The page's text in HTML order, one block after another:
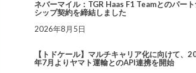
ネバーマイル：TGR Haas F1 Teamとのパー
シップ契約を締結しました
2026年8月5日
【トドケール】マルチキャリア化に向けて、
年7月よりヤマト運輸とのAPI連携を開始